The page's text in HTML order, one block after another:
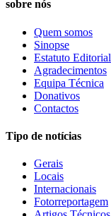
sobre nós
Quem somos
Sinopse
Estatuto Editorial
Agradecimentos
Equipa Técnica
Donativos
Contactos
Tipo de notícias
Gerais
Locais
Internacionais
Fotorreportagem